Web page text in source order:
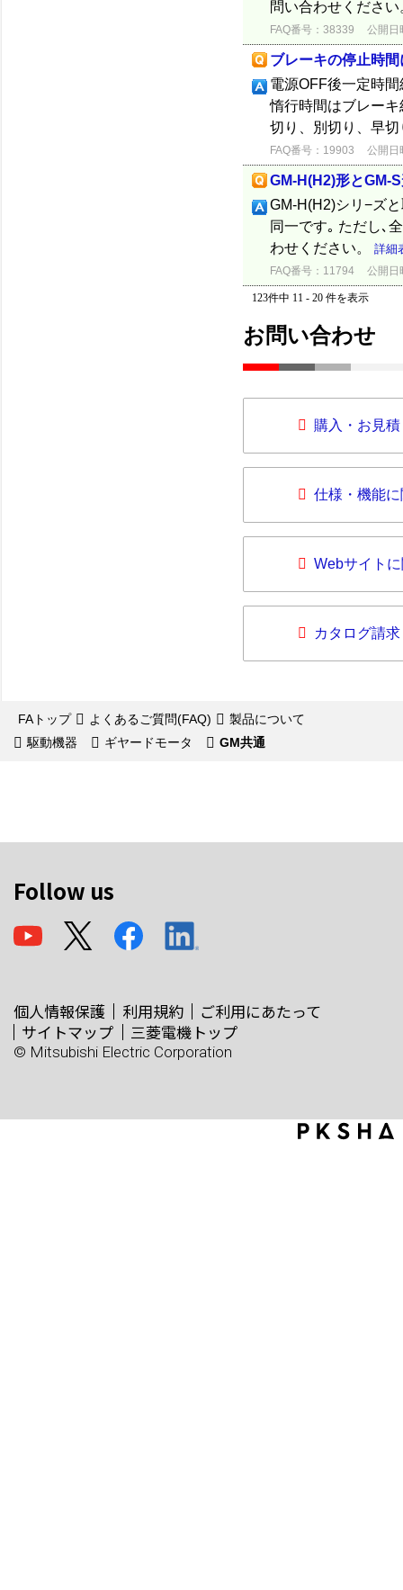
問い合わせくださ
FAQ番号：38339 公開日
ブレーキの停止時
電源OFF後一定時
惰行時間はブレー
切り、別切り、早
FAQ番号：19903 公開日
GM-H(H2)形とGM-
GM-H(H2)シリ−ズ
同一です｡ ただし､
わせください。 詳細
FAQ番号：11794 公開日
123件中 11 - 20 件を表示
お問い合わせ
購入・お見
仕様・機能
Webサイト
カタログ請求
FAトップ よくあるご質問(FAQ)
製品について
駆動機器
ギヤードモータ GM共通
Follow us
個人情報保護 利用規約
ご利用にあたって
サイトマップ
三菱電機トップ
© Mitsubishi Electric Corporation